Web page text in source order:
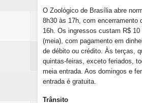
O Zoológico de Brasília abre
8h30 às 17h, com encerramento
16h. Os ingressos custam R$ 10
(meia), com pagamento em
de débito ou crédito. Às terças,
quintas-feiras, exceto feriados,
meia entrada. Aos domingos e
entrada é gratuita.
Trânsito